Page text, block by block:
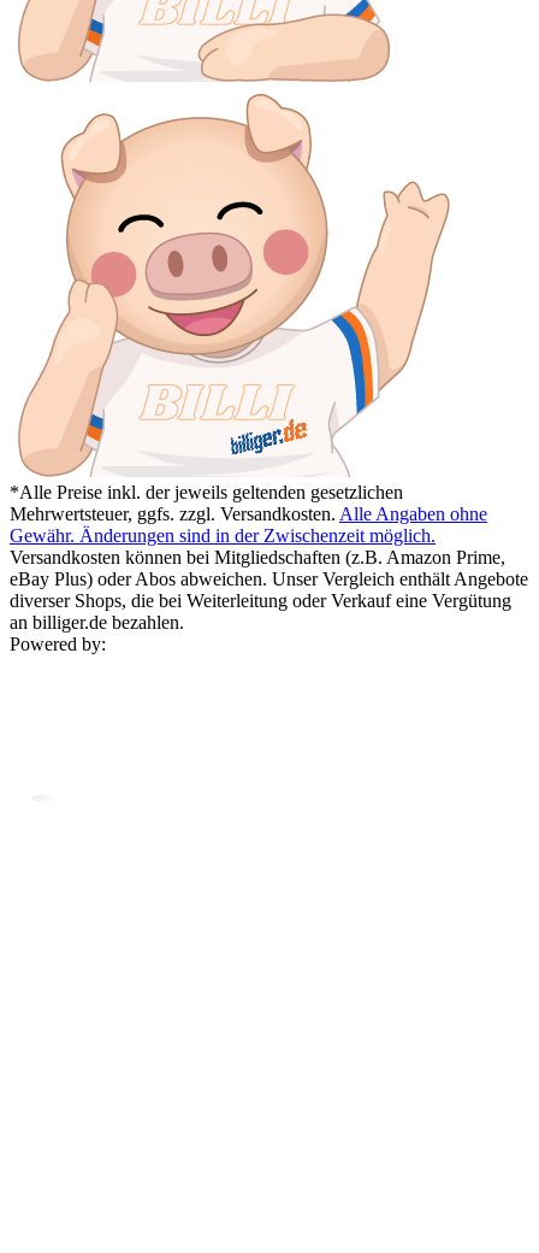
*Alle Preise inkl. der jeweils geltenden gesetzlichen
Mehrwertsteuer, ggfs. zzgl. Versandkosten. Alle Angaben ohne
Gewähr. Änderungen sind in der Zwischenzeit möglich.
Versandkosten können bei Mitgliedschaften (z.B. Amazon Prime,
eBay Plus) oder Abos abweichen. Unser Vergleich enthält Angebote
diverser Shops, die bei Weiterleitung oder Verkauf eine Vergütung
an billiger.de bezahlen.
Powered by: